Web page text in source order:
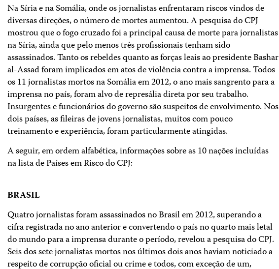
Na Síria e na Somália, onde os jornalistas enfrentaram riscos vindos de
diversas direções, o número de mortes aumentou. A pesquisa do CPJ
mostrou que o fogo cruzado foi a principal causa de morte para jornalistas
na Síria, ainda que pelo menos três profissionais tenham sido
assassinados. Tanto os rebeldes quanto as forças leais ao presidente Bashar
al-Assad foram implicados em atos de violência contra a imprensa. Todos
os 11 jornalistas mortos na Somália em 2012, o ano mais sangrento para a
imprensa no país, foram alvo de represália direta por seu trabalho.
Insurgentes e funcionários do governo são suspeitos de envolvimento. Nos
dois países, as fileiras de jovens jornalistas, muitos com pouco
treinamento e experiência, foram particularmente atingidas.
A seguir, em ordem alfabética, informações sobre as 10 nações incluídas
na lista de Países em Risco do CPJ:
BRASIL
Quatro jornalistas foram assassinados no Brasil em 2012, superando a
cifra registrada no ano anterior e convertendo o país no quarto mais letal
do mundo para a imprensa durante o período, revelou a pesquisa do CPJ.
Seis dos sete jornalistas mortos nos últimos dois anos haviam noticiado a
respeito de corrupção oficial ou crime e todos, com exceção de um,